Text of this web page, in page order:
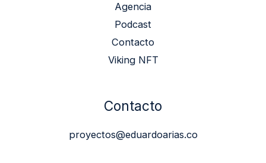
Agencia
Podcast
Contacto
Viking NFT
Contacto
proyectos@eduardoarias.co